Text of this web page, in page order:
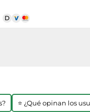
⭐ ¿Qué opinan los